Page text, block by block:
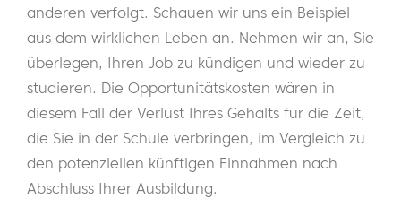
anderen verfolgt. Schauen wir uns ein Beispiel
aus dem wirklichen Leben an. Nehmen wir an, Sie
überlegen, Ihren Job zu kündigen und wieder zu
studieren. Die Opportunitätskosten wären in
diesem Fall der Verlust Ihres Gehalts für die Zeit,
die Sie in der Schule verbringen, im Vergleich zu
den potenziellen künftigen Einnahmen nach
Abschluss Ihrer Ausbildung.